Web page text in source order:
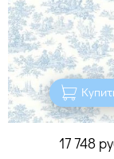
17 748